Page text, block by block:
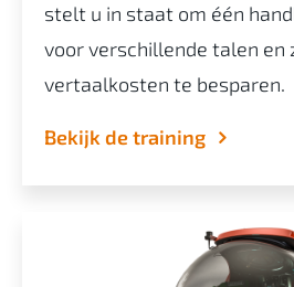
stelt u in staat om één
voor verschillende talen en
vertaalkosten te besparen.
Bekijk de training